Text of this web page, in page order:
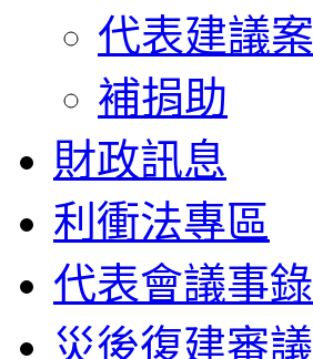
代表建議案
補捐助
財政訊息
利衝法專區
代表會議事錄
災後復建審議